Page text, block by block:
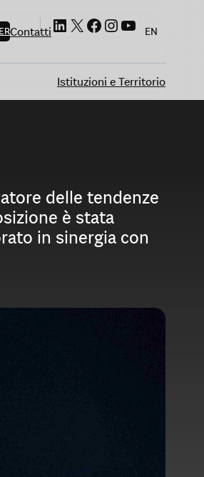
Contatti Profilo Linkedin di 24 ORE Cultura
Profilo X di 24 ORE Cultura
Profilo Facebook di 24 ORE Cultura
Profilo Instagram di 24 ORE Cultura
Profilo Youtube di 24 ORE Cultura
EN
Istituzioni e Territorio
delle tendenze
è stata
in sinergia con